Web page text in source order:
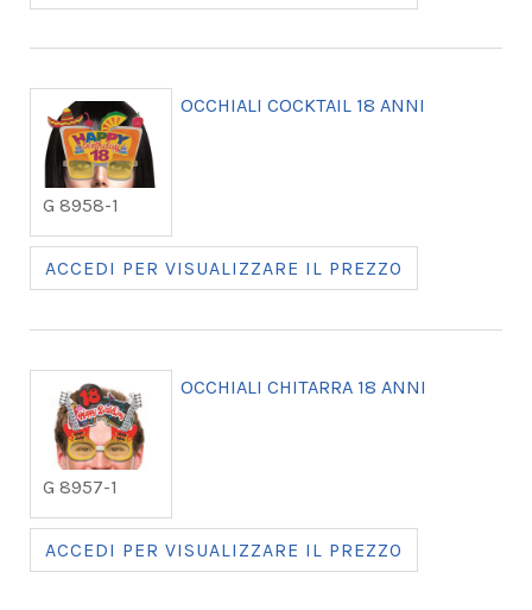
G 8958-1
OCCHIALI COCKTAIL 18 ANNI
ACCEDI PER VISUALIZZARE IL PREZZO
G 8957-1
OCCHIALI CHITARRA 18 ANNI
ACCEDI PER VISUALIZZARE IL PREZZO